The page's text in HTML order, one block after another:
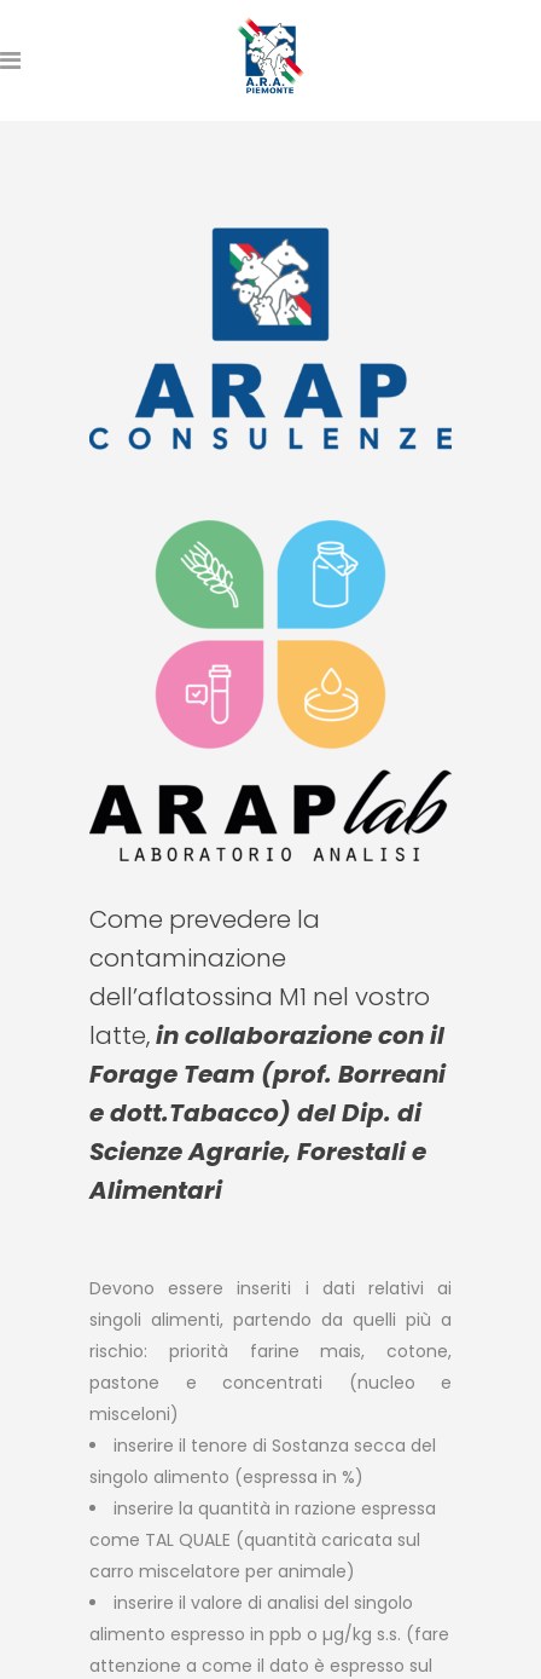
Come prevedere la
contaminazione
dell’aflatossina M1 nel vostro
latte,in collaborazione con il
Forage Team (prof. Borreani
e dott.Tabacco) del Dip. di
Scienze Agrarie, Forestali e
Alimentari
Devono essere inseriti i dati relativi ai
singoli alimenti, partendo da quelli più a
rischio: priorità farine mais, cotone,
pastone e concentrati (nucleo e
misceloni)
inserire il tenore di Sostanza secca del
singolo alimento (espressa in %)
inserire la quantità in razione espressa
come TAL QUALE (quantità caricata sul
carro miscelatore per animale)
inserire il valore di analisi del singolo
alimento espresso in ppb o µg/kg s.s. (fare
attenzione a come il dato è espresso sul